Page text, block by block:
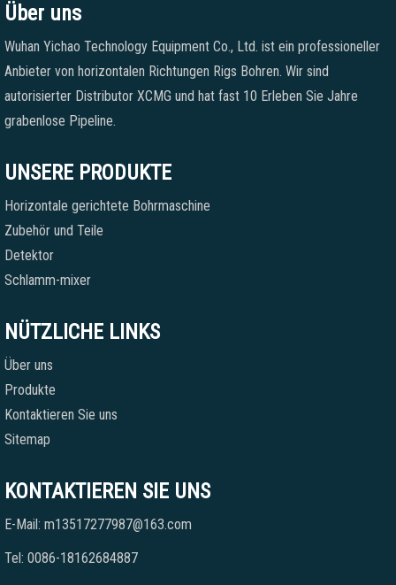
Über uns
Wuhan Yichao Technology Equipment Co., Ltd. ist ein professioneller
Anbieter von horizontalen Richtungen Rigs Bohren. Wir sind
autorisierter Distributor XCMG und hat fast 10 Erleben Sie Jahre
grabenlose Pipeline.
UNSERE PRODUKTE
Horizontale gerichtete Bohrmaschine
Zubehör und Teile
Detektor
Schlamm-mixer
NÜTZLICHE LINKS
Über uns
Produkte
Kontaktieren Sie uns
Sitemap
KONTAKTIEREN SIE UNS
E-Mail: m13517277987@163.com
Tel: 0086-18162684887